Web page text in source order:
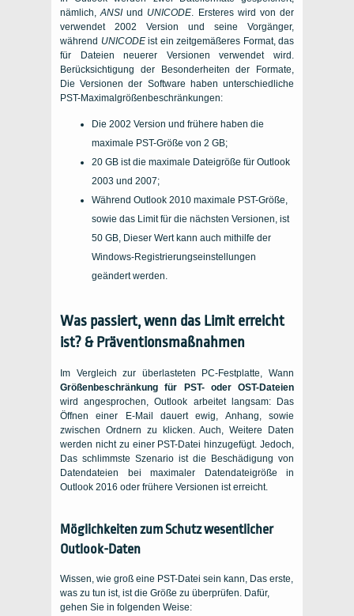
nämlich,ANSIund UNICODE. Ersteres wird von der
verwendet 2002 Version und seine Vorgänger,
während UNICODEist ein zeitgemäßeres Format, das
für Dateien neuerer Versionen verwendet wird.
Berücksichtigung der Besonderheiten der Formate,
Die Versionen der Software haben unterschiedliche
PST-Maximalgrößenbeschränkungen:
Die 2002 Version und frühere haben die
maximale PST-Größe von 2 GB;
20 GB ist die maximale Dateigröße für Outlook
2003 und 2007;
Während Outlook 2010 maximale PST-Größe,
sowie das Limit für die nächsten Versionen, ist
50 GB, Dieser Wert kann auch mithilfe der
Windows-Registrierungseinstellungen
geändert werden.
Was passiert, wenn das Limit erreicht
ist? & Präventionsmaßnahmen
Im Vergleich zur überlasteten PC-Festplatte, Wann
Größenbeschränkung für PST- oder OST-Dateien
wird angesprochen, Outlook arbeitet langsam: Das
Öffnen einer E-Mail dauert ewig, Anhang, sowie
zwischen Ordnern zu klicken. Auch, Weitere Daten
werden nicht zu einer PST-Datei hinzugefügt. Jedoch,
Das schlimmste Szenario ist die Beschädigung von
Datendateien bei maximaler Datendateigröße in
Outlook 2016 oder frühere Versionen ist erreicht.
Möglichkeiten zum Schutz wesentlicher
Outlook-Daten
Wissen, wie groß eine PST-Datei sein kann, Das erste,
was zu tun ist, ist die Größe zu überprüfen. Dafür,
gehen Sie in folgenden Weise: